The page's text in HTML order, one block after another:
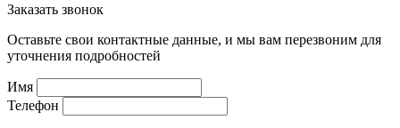
Заказать звонок
Оставьте свои контактные данные, и мы вам перезвоним для
уточнения подробностей
Имя
Телефон